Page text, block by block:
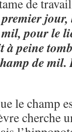
de
jour,
pour le
à peine
de
le champ
cherche